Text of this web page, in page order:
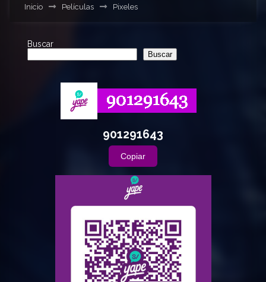
Inicio Películas Pixeles
Buscar
Buscar
901291643
Copiar